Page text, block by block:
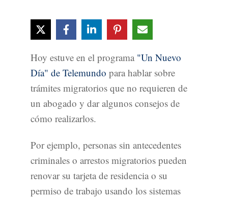
Hoy estuve en el programa "Un Nuevo
Día" de Telemundo para hablar sobre
trámites migratorios que no requieren de
un abogado y dar algunos consejos de
cómo realizarlos.
Por ejemplo, personas sin antecedentes
criminales o arrestos migratorios pueden
renovar su tarjeta de residencia o su
permiso de trabajo usando los sistemas